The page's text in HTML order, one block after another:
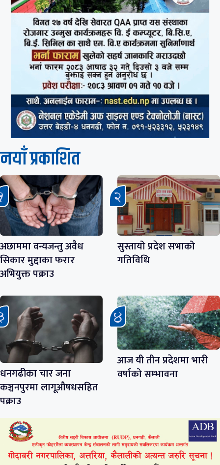
नयाँ प्रकाशित
अछाममा वन्यजन्तु अवैध
सिकार मुद्दाका फरार
अभियुक्त पक्राउ
सुस्तायो प्रदेश सभाको
गतिविधि
धनगढीका चार जना
कञ्चनपुरमा लागूऔषधसहित
पक्राउ
आज यी तीन प्रदेशमा भारी
वर्षाको सम्भावना